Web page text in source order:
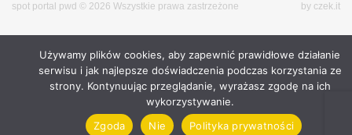
spot portal pwd © 2026 Wszystkie prawa zastrzeżone by czek.it
Używamy plików cookies, aby zapewnić prawidłowe działanie
serwisu i jak najlepsze doświadczenia podczas korzystania ze
strony. Kontynuując przeglądanie, wyrażasz zgodę na ich
wykorzystywanie.
Zgoda
Nie Polityka prywatności